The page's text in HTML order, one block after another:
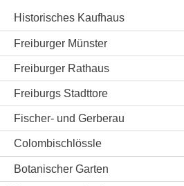
Historisches Kaufhaus
Freiburger Münster
Freiburger Rathaus
Freiburgs Stadttore
Fischer- und Gerberau
Colombischlössle
Botanischer Garten